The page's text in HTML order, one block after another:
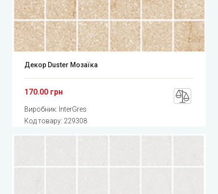
Декор Duster Мозаїка
170.00 грн
Виробник: InterGres
Код товару: 229308